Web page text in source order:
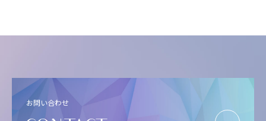
お問い合わせ